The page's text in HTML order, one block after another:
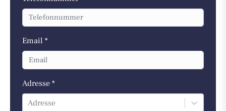
Email *
Adresse *
Adresse